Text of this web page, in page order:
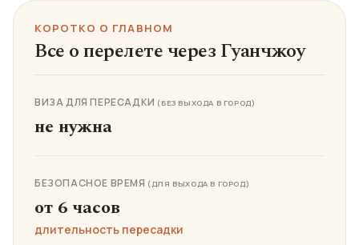
КОРОТКО О ГЛАВНОМ
Все о перелете через Гуанчжоу
ВИЗА ДЛЯ ПЕРЕСАДКИ (БЕЗ ВЫХОДА В ГОРОД)
не нужна
БЕЗОПАСНОЕ ВРЕМЯ (ДЛЯ ВЫХОДА В ГОРОД)
от 6 часов
длительность пересадки